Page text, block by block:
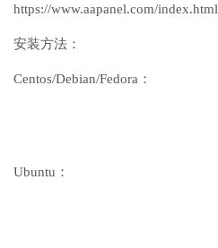
https://www.aapanel.com/index.html
安装方法：
Centos/Debian/Fedora：
Ubuntu：